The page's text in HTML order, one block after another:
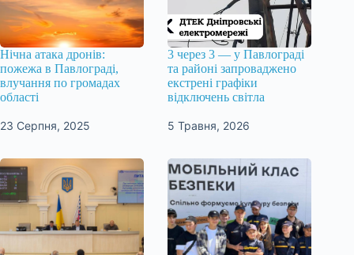
Нічна атака дронів:
пожежа в Павлограді,
влучання по громадах
області
23 Серпня, 2025
3 через 3 — у Павлограді
та районі запроваджено
екстрені графіки
відключень світла
5 Травня, 2026